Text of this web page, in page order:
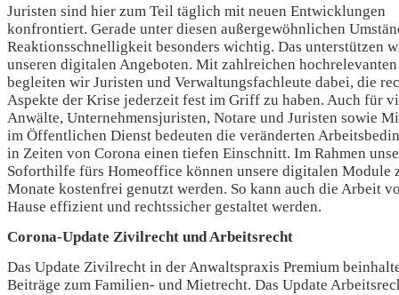
Juristen sind hier zum Teil täglich mit neuen Entwicklungen
konfrontiert. Gerade unter diesen außergewöhnlichen
Reaktionsschnelligkeit besonders wichtig. Das unterstützen
unseren digitalen Angeboten. Mit zahlreichen
begleiten wir Juristen und Verwaltungsfachleute dabei, die
Aspekte der Krise jederzeit fest im Griff zu haben. Auch für
Anwälte, Unternehmensjuristen, Notare und Juristen sowie
im Öffentlichen Dienst bedeuten die veränderten
in Zeiten von Corona einen tiefen Einschnitt. Im Rahmen
Soforthilfe fürs Homeoffice können unsere digitalen Module
Monate kostenfrei genutzt werden. So kann auch die Arbeit
Hause effizient und rechtssicher gestaltet werden.
Corona-Update Zivilrecht und Arbeitsrecht
Das Update Zivilrecht in der Anwaltspraxis Premium
Beiträge zum Familien- und Mietrecht. Das Update